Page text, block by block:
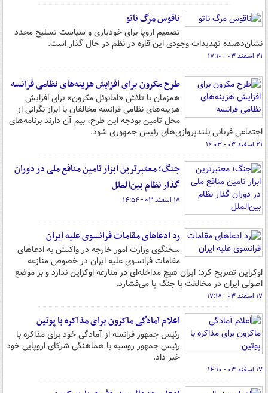
ناقوس مرگ ناتو
تصمیم اروپا برای خودیاری و سیاست تسلیح مجدد
نشان‌دهنده تهدیدات وجودی این قاره در نظم در حال گذار است.
۲۱ اسفند ۰۳ - ۱۷:۱۰
طرح مکرون برای افزایش هزینه‌های نظامی فرانسه
همزمان با تلاش «امانوئل مکرون» برای افزایش
هزینه‌های نظامی فرانسه مخالفان با ابراز نگرانی از
محل تامین بودجه این طرح، بیم آن دارند برنامه‌های
اجتماعی قربانی بلندپروازی‌های رئیس جمهوری شود.
۲۱ اسفند ۰۳ - ۱۶:۰۳
جنگ؛ معتبرترین ابزار تامین منافع ملی در دوران
گذار نظام بین‌الملل
۱۸ اسفند ۰۳ - ۱۴:۵۴
رد ادعاهای مقامات فرانسوی علیه ایران
سخنگوی وزارت امور خارجه در واکنش به ادعاهای
مقامات فرانسوی علیه ایران در خصوص منازعه
اوکراین تصریح کرد: ایران هیچ مداخله‌ای در منازعه اوکراین ندارد و بر موضع
اصولی ایران در مخالفت با جنگ پا می‌فشارد.
۱۷ اسفند ۰۳ - ۱۷:۱۸
اعلام آمادگی ماکرون برای مذاکره با پوتین
رئیس جمهور فرانسه از آمادگی خود برای مذاکره با
رئیس جمهور روسیه با هماهنگی شرکای اروپایی خود
خبر داد.
۱۷ اسفند ۰۳ - ۱۴:۱۰